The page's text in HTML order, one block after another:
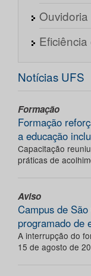
Ouvidoria
Notícias UFS
Formação
Formação
a educação
Capacitação
práticas de
Aviso
Campus de
programado de
A interrupção do
15 de agosto de